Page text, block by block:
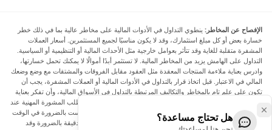
الإفصاح عن المخاطر: ينطوي التداول في الأدوات المالية على مخاطر عالية بما في ذلك خطر
خسارة بعض أو كل مبلغ استثمارك، وقد لا يكون مناسبًا لجميع المستثمرين. أسعار العملات
المشفرة متقلبة للغاية وقد تتأثر بعوامل خارجية مثل الأحداث المالية أو التنظيمية أو السياسية.
التداول على الهامش يزيد من المخاطر المالية. لا تستثمر أبدًا أموالًا لا يمكنك تحمل خسارتها،
وادرس بعناية ملاءمة المنتجات المعقدة مثل العقود مقابل الفروقات والمشتقات مع وضع وضعك
المالي في الاعتبار. قبل اتخاذ قرار بالتداول في الأدوات المالية أو العملات المشفرة، يجب أن
تكون على علم تام بالمخاطر والتكاليف المرتبطة بالتداول في الأسواق المالية، وأن تفكر بعناية
في أهدافك الاستثمارية ومستوى خبرتك ورغبتك في المخاطرة، وأن تطلب المشورة المهنية عند
الحاجة. تود Arincen أن تذكرك بأن البيانات الواردة في هذا الموقع ليست بالضرورة في الوقت
الفعلي وليست دقيقة. البيانات والأسعار الموجودة على الموقع ليست دقيقة بالضرورة وقد
هل تحتاج مساعدة؟